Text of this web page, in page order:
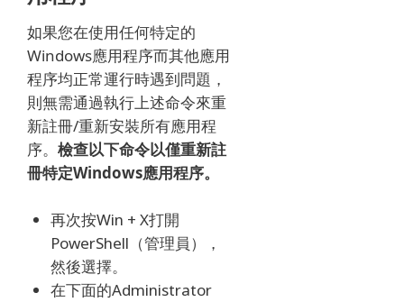
如果您在使用任何特定的
Windows應用程序而其他應用
程序均正常運行時遇到問題，
則無需通過執行上述命令來重
新註冊/重新安裝所有應用程
序。 檢查以下命令以僅重新註
冊特定Windows應用程序。
再次按Win + X打開
PowerShell（管理員），
然後選擇。
在下面的Administrator